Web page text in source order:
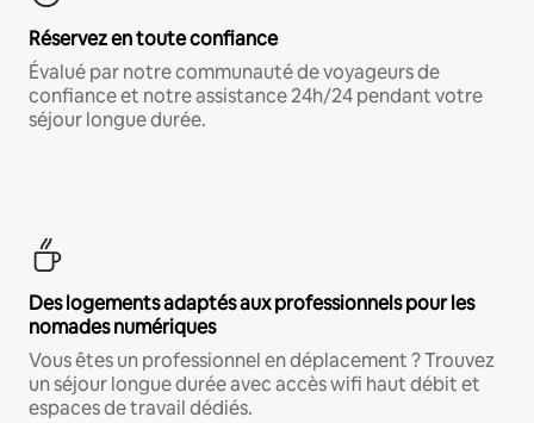
Réservez en toute confiance
Évalué par notre communauté de voyageurs de
confiance et notre assistance 24h/24 pendant votre
séjour longue durée.
Des logements adaptés aux professionnels pour les
nomades numériques
Vous êtes un professionnel en déplacement ? Trouvez
un séjour longue durée avec accès wifi haut débit et
espaces de travail dédiés.